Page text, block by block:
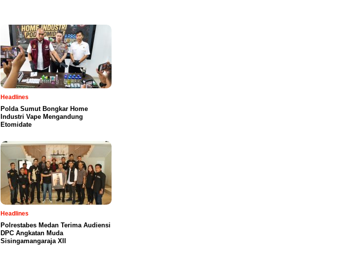
Headlines
Polda Sumut Bongkar Home
Industri Vape Mengandung
Etomidate
Headlines
Polrestabes Medan Terima Audiensi
DPC Angkatan Muda
Sisingamangaraja XII